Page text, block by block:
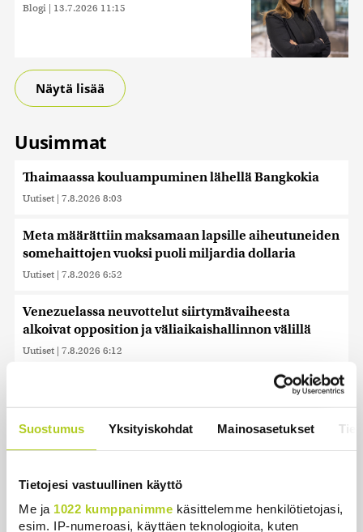
Suostumus Yksityiskohdat Mainosasetukset
Tietojesi vastuullinen käyttö
Me ja 1022 kumppanimme käsittelemme henkilötietojasi,
esim. IP-numeroasi, käyttäen teknologioita, kuten
Blogi | 13.7.2026 11:15
Näytä lisää
Uusimmat
Thaimaassa kouluampuminen lähellä Bangkokia
Uutiset | 7.8.2026 8:03
Meta määrättiin maksamaan lapsille aiheutuneiden
somehaittojen vuoksi puoli miljardia dollaria
Uutiset | 7.8.2026 6:52
Venezuelassa neuvottelut siirtymävaiheesta
alkoivat opposition ja väliaikaishallinnon välillä
Uutiset | 7.8.2026 6:12
Toistakymmentä siviiliä haavoittui huthien iskussa
Saudi-Arabiaan
Uutiset | 7.8.2026 5:48
lämpenee
Uutiset | 7.8.2026 3:01